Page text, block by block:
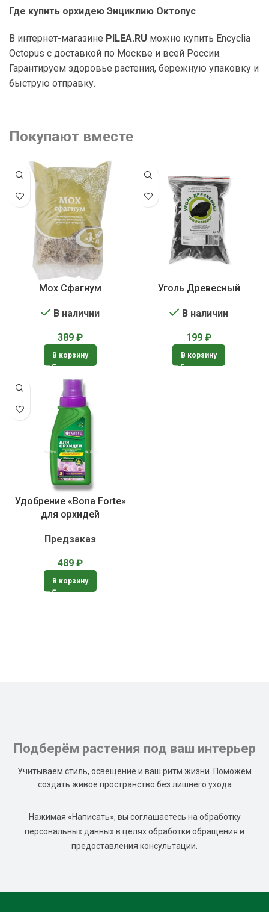
Где купить орхидею Энциклию Октопус
В интернет-магазине PILEA.RU можно купить Encyclia
Octopus с доставкой по Москве и всей России.
Гарантируем здоровье растения, бережную упаковку и
быструю отправку.
Покупают вместе
Мох Сфагнум
В наличии
389 ₽
В корзину
Уголь Древесный
В наличии
199 ₽
В корзину
Удобрение «Bona Forte»
для орхидей
Предзаказ
489 ₽
В корзину
Подберём растения под ваш интерьер
Учитываем стиль, освещение и ваш ритм жизни. Поможем
создать живое пространство без лишнего ухода
Нажимая «Написать», вы соглашаетесь на обработку
персональных данных в целях обработки обращения и
предоставления консультации.